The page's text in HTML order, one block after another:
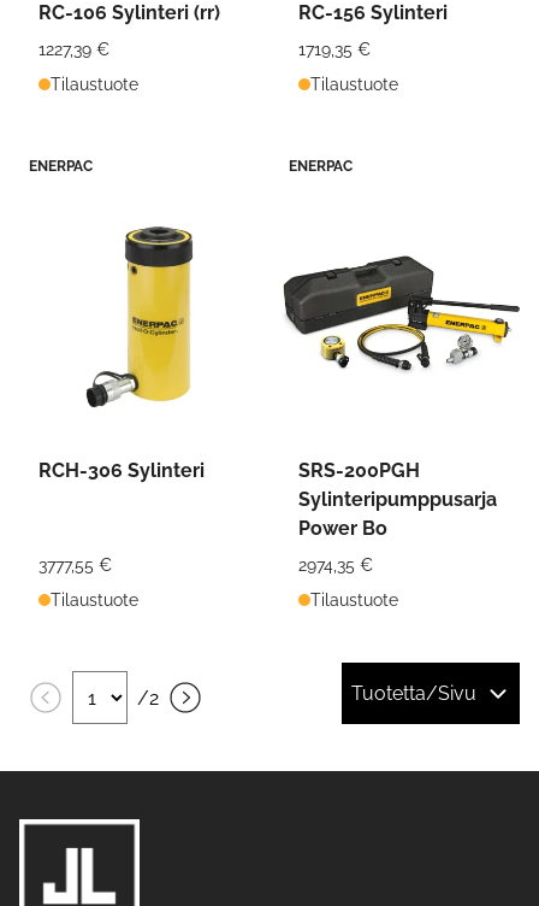
RC-106 Sylinteri (rr)
1227,39 €
Tilaustuote
RC-156 Sylinteri
1719,35 €
Tilaustuote
ENERPAC
RCH-306 Sylinteri
3777,55 €
Tilaustuote
ENERPAC
SRS-200PGH
Sylinteripumppusarja
Power Bo
2974,35 €
Tilaustuote
/2 Tuotetta/Sivu